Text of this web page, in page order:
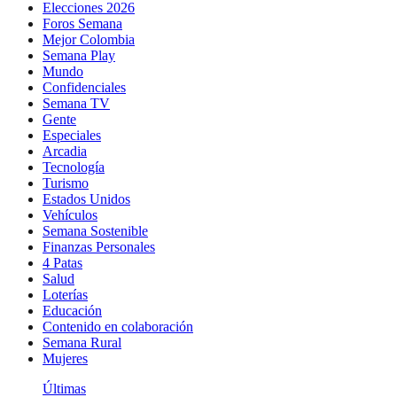
Elecciones 2026
Foros Semana
Mejor Colombia
Semana Play
Mundo
Confidenciales
Semana TV
Gente
Especiales
Arcadia
Tecnología
Turismo
Estados Unidos
Vehículos
Semana Sostenible
Finanzas Personales
4 Patas
Salud
Loterías
Educación
Contenido en colaboración
Semana Rural
Mujeres
Últimas